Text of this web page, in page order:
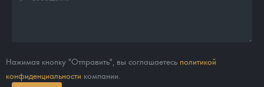
Нажимая кнопку "Отправить", вы соглашаетесь политикой
конфиденциальности компании.